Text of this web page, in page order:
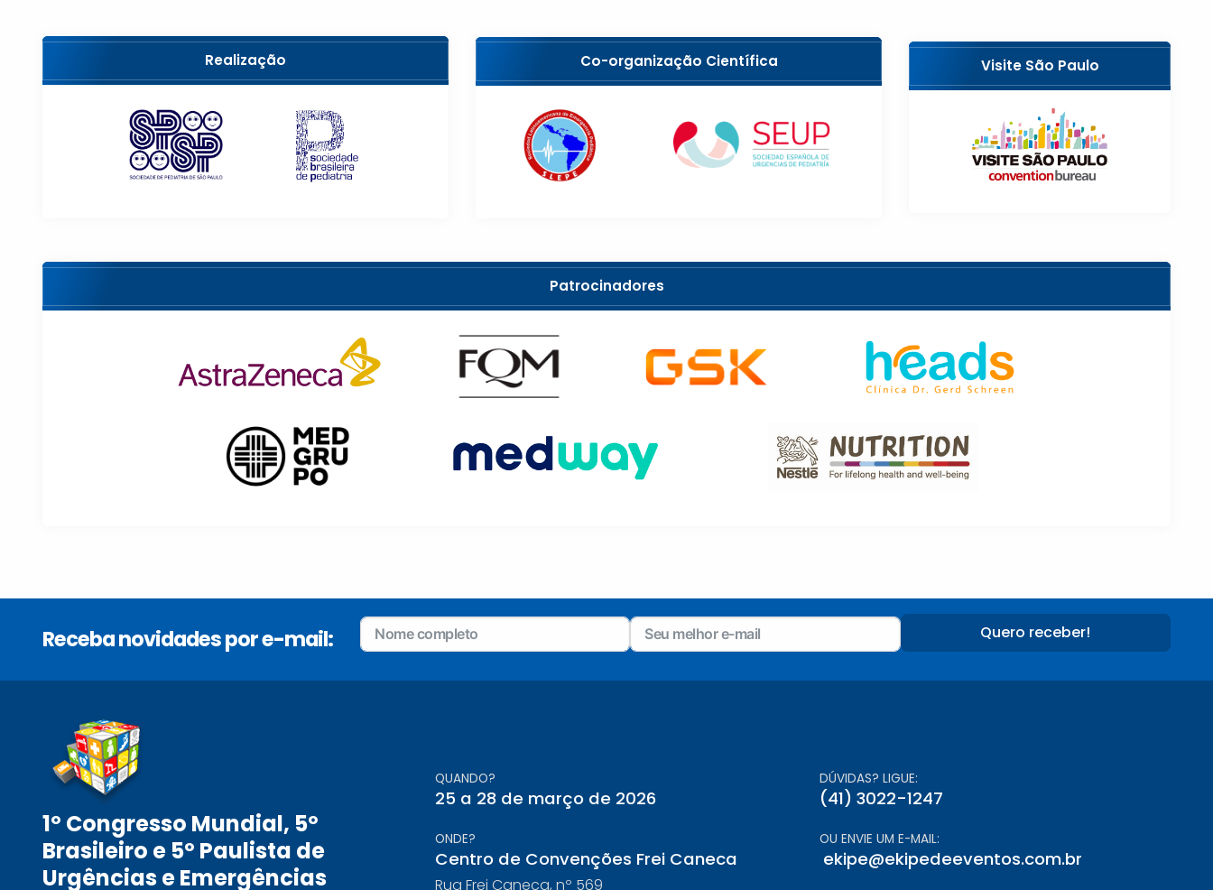
Realização Co-organização Científica Visite São Paulo
Patrocinadores
Receba novidades por e-mail: Quero receber!
1º Congresso Mundial, 5º
Brasileiro e 5º Paulista de
Urgências e Emergências
QUANDO?
25 a 28 de março de 2026
ONDE?
Centro de Convenções Frei Caneca
Rua Frei Caneca, nº 569
DÚVIDAS? LIGUE:
(41) 3022-1247
OU ENVIE UM E-MAIL:
ekipe@ekipedeeventos.com.br